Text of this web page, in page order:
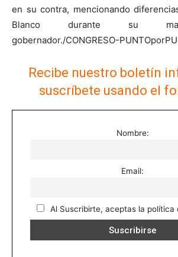
en su contra, mencionando
Blanco durante su
gobernador./CONGRESO-
Recibe nuestro boletín
suscríbete usando el
Nombre:
Email:
Al Suscribirte, aceptas la política